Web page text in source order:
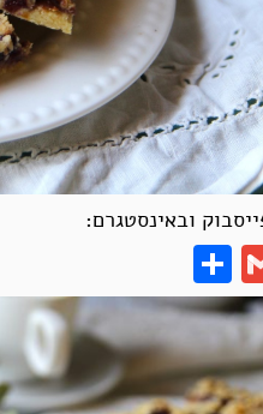
ובאינסטגרם:
Gmail